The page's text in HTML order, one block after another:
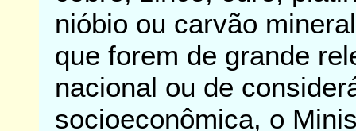
nióbio ou carvão
que forem de grande
nacional ou de
socioeconômica, o